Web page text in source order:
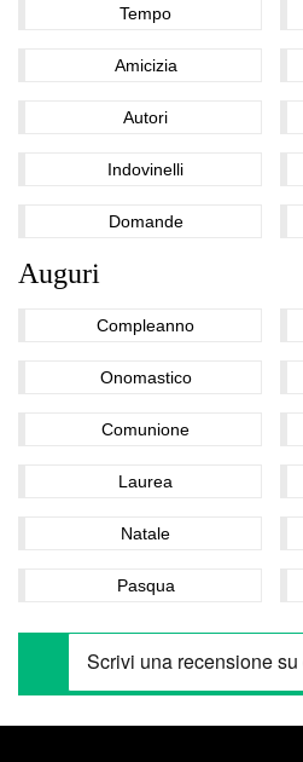
Tempo
Amicizia
Autori
Indovinelli
Domande
Auguri
Compleanno
Onomastico
Comunione
Laurea
Natale
Pasqua